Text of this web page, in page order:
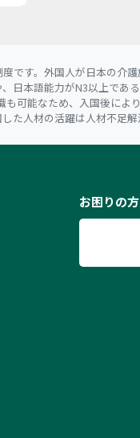
です。外国人が日本の介
日本語能力がN3以上であ
可能なため、入国後によ
人材の活躍は人材不足解
お困りの